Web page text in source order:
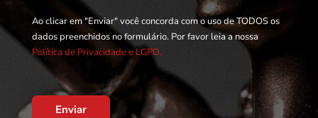
Ao clicar em "Enviar" você concorda com o uso de TODOS os
dados preenchidos no formulário. Por favor leia a nossa
Política de Privacidade e LGPD.
Enviar